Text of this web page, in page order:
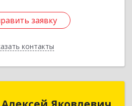
заявку
контакты
заявку
Назад
Алексей Яковлевич